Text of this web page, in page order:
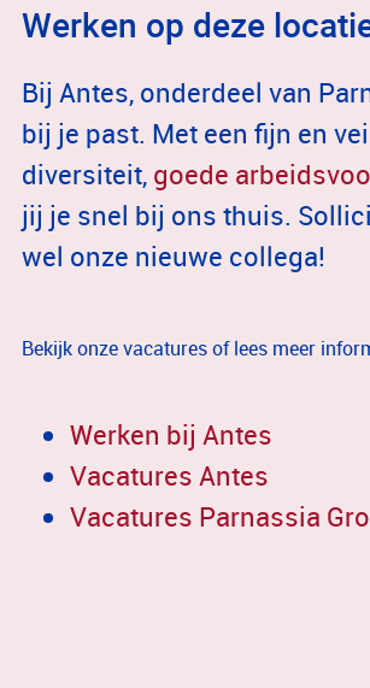
Werken op deze
Bij Antes, onderdeel van
bij je past. Met een fijn en
diversiteit, goede
jij je snel bij ons thuis.
wel onze nieuwe collega!
Bekijk onze vacatures of lees meer
Werken bij Antes
Vacatures Antes
Vacatures Parnassia